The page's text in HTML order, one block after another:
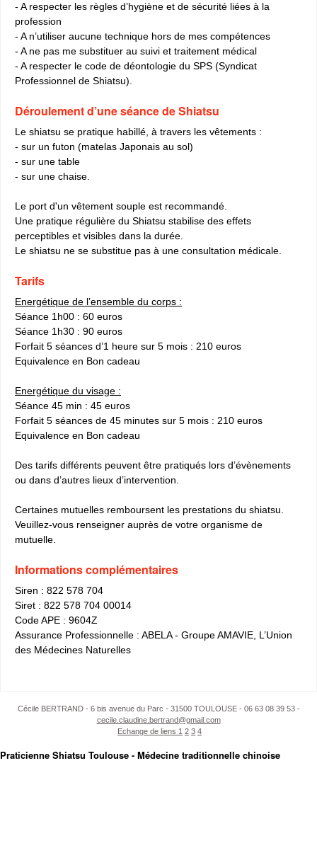
- A respecter les règles d’hygiène et de sécurité liées à la
profession
- A n’utiliser aucune technique hors de mes compétences
- A ne pas me substituer au suivi et traitement médical
- A respecter le code de déontologie du SPS (Syndicat
Professionnel de Shiatsu).
Déroulement d’une séance de Shiatsu
Le shiatsu se pratique habillé, à travers les vêtements :
- sur un futon (matelas Japonais au sol)
- sur une table
- sur une chaise.
Le port d'un vêtement souple est recommandé.
Une pratique régulière du Shiatsu stabilise des effets
perceptibles et visibles dans la durée.
Le shiatsu ne se substitue pas à une consultation médicale.
Tarifs
Energétique de l’ensemble du corps :
Séance 1h00 : 60 euros
Séance 1h30 : 90 euros
Forfait 5 séances d’1 heure sur 5 mois : 210 euros
Equivalence en Bon cadeau
Energétique du visage :
Séance 45 min : 45 euros
Forfait 5 séances de 45 minutes sur 5 mois : 210 euros
Equivalence en Bon cadeau
Des tarifs différents peuvent être pratiqués lors d’évènements
ou dans d’autres lieux d’intervention.
Certaines mutuelles remboursent les prestations du shiatsu.
Veuillez-vous renseigner auprès de votre organisme de
mutuelle.
Informations complémentaires
Siren : 822 578 704
Siret : 822 578 704 00014
Code APE : 9604Z
Assurance Professionnelle : ABELA - Groupe AMAVIE, L’Union
des Médecines Naturelles
Cécile BERTRAND - 6 bis avenue du Parc - 31500 TOULOUSE - 06 63 08 39 53 -
cecile.claudine.bertrand@gmail.com
Echange de liens 1 2 3 4
Praticienne Shiatsu Toulouse - Médecine traditionnelle chinoise